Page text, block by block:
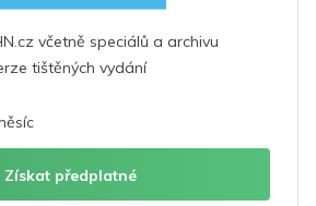
včetně speciálů a archivu
tištěných vydání
Získat předplatné